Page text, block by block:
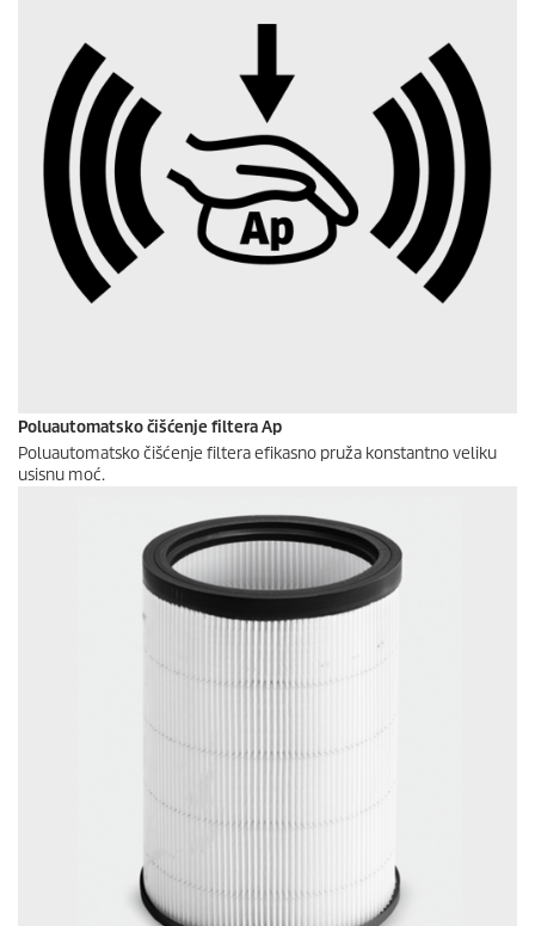
Poluautomatsko čišćenje filtera Ap
Poluautomatsko čišćenje filtera efikasno pruža konstantno veliku
usisnu moć.